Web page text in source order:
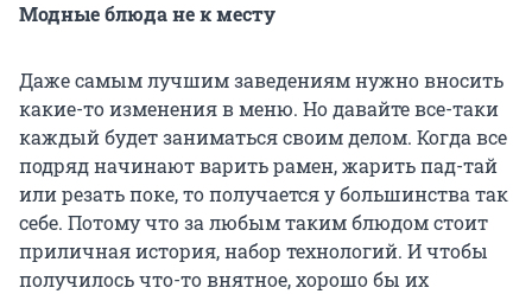
Модные блюда не к месту
Даже самым лучшим заведениям нужно вносить
какие-то изменения в меню. Но давайте все-таки
каждый будет заниматься своим делом. Когда все
подряд начинают варить рамен, жарить пад-тай
или резать поке, то получается у большинства так
себе. Потому что за любым таким блюдом стоит
приличная история, набор технологий. И чтобы
получилось что-то внятное, хорошо бы их